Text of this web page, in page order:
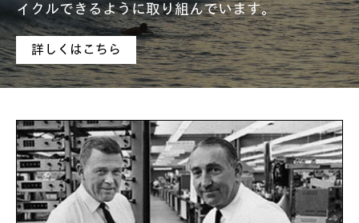
イクルできるように取り組んでいます。
詳しくはこちら